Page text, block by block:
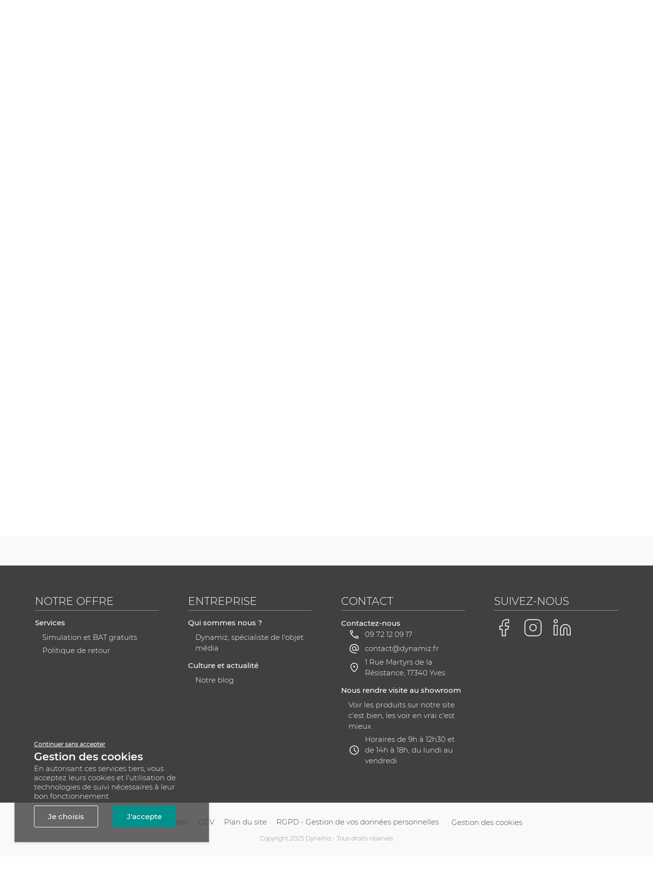
NOTRE OFFRE
Services
Simulation et BAT gratuits
Politique de retour
ENTREPRISE
Qui sommes nous ?
Dynamiz, spécialiste de l'objet
média
Culture et actualité
Notre blog
CONTACT
Contactez-nous
09 72 12 09 17
contact@dynamiz.fr
1 Rue Martyrs de la
Résistance, 17340 Yves
Nous rendre visite au showroom
Voir les produits sur notre site
c'est bien, les voir en vrai c'est
mieux.
Horaires de 9h à 12h30 et
de 14h à 18h, du lundi au
vendredi
SUIVEZ-NOUS
Mentions légales CGV Plan du site RGPD - Gestion de vos données personnelles Gestion des cookies
Copyright 2025 Dynamiz - Tous droits réservés
Continuer sans accepter
Gestion des cookies
En autorisant ces services tiers, vous
acceptez leurs cookies et l'utilisation de
technologies de suivi nécessaires à leur
bon fonctionnement.
Je choisis J'accepte